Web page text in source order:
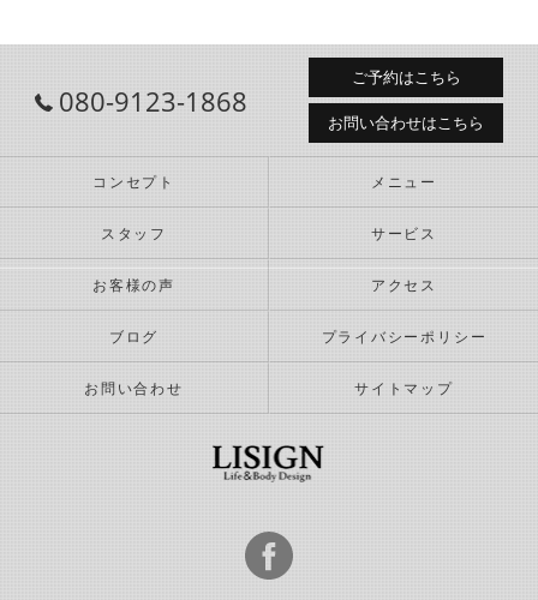
080-9123-1868
ご予約はこちら
お問い合わせはこちら
コンセプト メニュー
スタッフ サービス
お客様の声 アクセス
ブログ プライバシーポリシー
お問い合わせ サイトマップ